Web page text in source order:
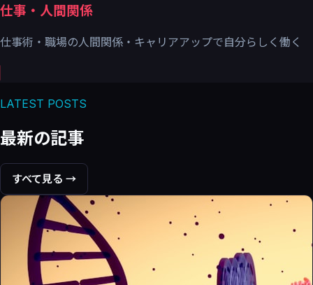
仕事・人間関係
仕事術・職場の人間関係・キャリアアップで自分らしく働く
LATEST POSTS
最新の記事
すべて見る →